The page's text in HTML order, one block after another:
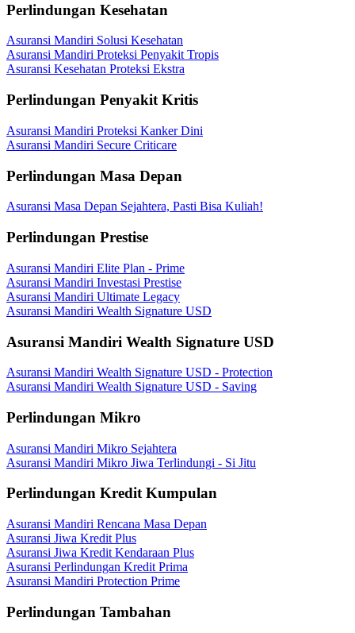
Perlindungan Kesehatan
Asuransi Mandiri Solusi Kesehatan
Asuransi Mandiri Proteksi Penyakit Tropis
Asuransi Kesehatan Proteksi Ekstra
Perlindungan Penyakit Kritis
Asuransi Mandiri Proteksi Kanker Dini
Asuransi Mandiri Secure Criticare
Perlindungan Masa Depan
Asuransi Masa Depan Sejahtera, Pasti Bisa Kuliah!
Perlindungan Prestise
Asuransi Mandiri Elite Plan - Prime
Asuransi Mandiri Investasi Prestise
Asuransi Mandiri Ultimate Legacy
Asuransi Mandiri Wealth Signature USD
Asuransi Mandiri Wealth Signature USD
Asuransi Mandiri Wealth Signature USD - Protection
Asuransi Mandiri Wealth Signature USD - Saving
Perlindungan Mikro
Asuransi Mandiri Mikro Sejahtera
Asuransi Mandiri Mikro Jiwa Terlindungi - Si Jitu
Perlindungan Kredit Kumpulan
Asuransi Mandiri Rencana Masa Depan
Asuransi Jiwa Kredit Plus
Asuransi Jiwa Kredit Kendaraan Plus
Asuransi Perlindungan Kredit Prima
Asuransi Mandiri Protection Prime
Perlindungan Tambahan